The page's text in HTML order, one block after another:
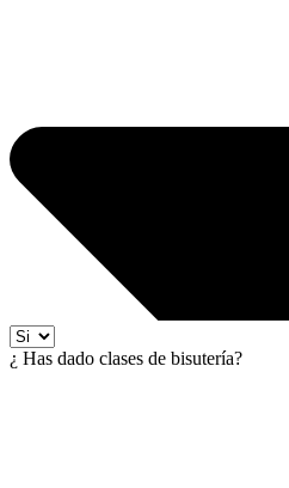
¿ Has dado clases de bisutería?